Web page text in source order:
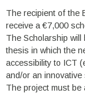
The recipient of the
receive a €7,000
The Scholarship will
thesis in which the
accessibility to ICT
and/or an
The project must be